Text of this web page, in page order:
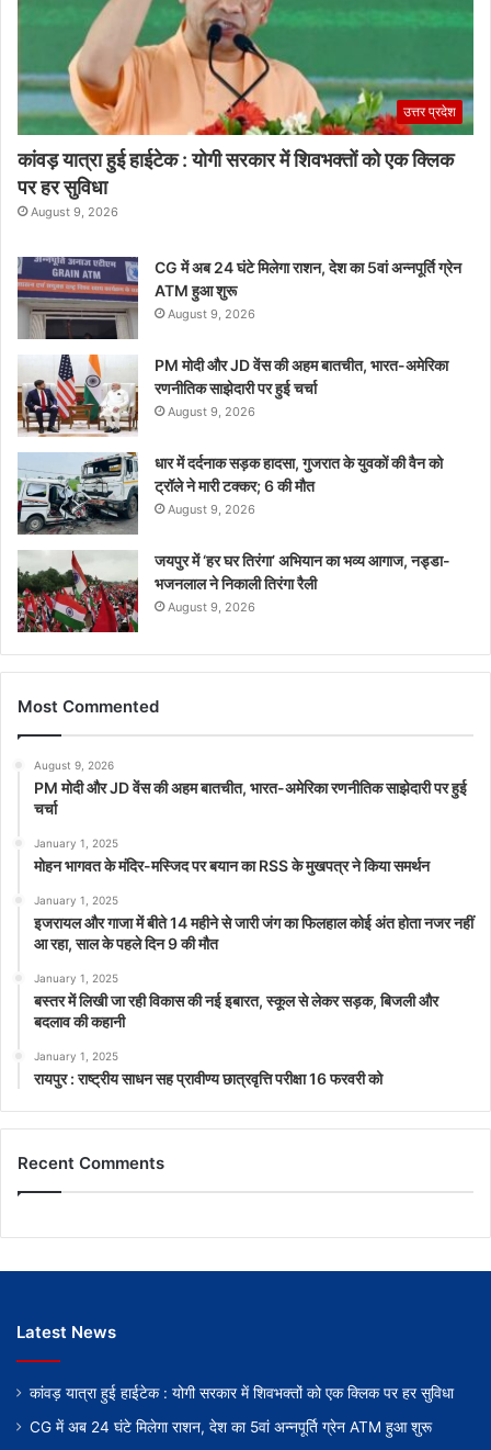
उत्तर प्रदेश
कांवड़ यात्रा हुई हाईटेक : योगी सरकार में शिवभक्तों को एक क्लिक
पर हर सुविधा
August 9, 2026
CG में अब 24 घंटे मिलेगा राशन, देश का 5वां अन्नपूर्ति ग्रेन
ATM हुआ शुरू
August 9, 2026
PM मोदी और JD वेंस की अहम बातचीत, भारत-अमेरिका
रणनीतिक साझेदारी पर हुई चर्चा
August 9, 2026
धार में दर्दनाक सड़क हादसा, गुजरात के युवकों की वैन को
ट्रॉले ने मारी टक्कर; 6 की मौत
August 9, 2026
जयपुर में ‘हर घर तिरंगा’ अभियान का भव्य आगाज, नड्डा-
भजनलाल ने निकाली तिरंगा रैली
August 9, 2026
Most Commented
August 9, 2026
PM मोदी और JD वेंस की अहम बातचीत, भारत-अमेरिका रणनीतिक साझेदारी पर हुई
चर्चा
January 1, 2025
मोहन भागवत के मंदिर-मस्जिद पर बयान का RSS के मुखपत्र ने किया समर्थन
January 1, 2025
इजरायल और गाजा में बीते 14 महीने से जारी जंग का फिलहाल कोई अंत होता नजर नहीं
आ रहा, साल के पहले दिन 9 की मौत
January 1, 2025
बस्तर में लिखी जा रही विकास की नई इबारत, स्कूल से लेकर सड़क, बिजली और
बदलाव की कहानी
January 1, 2025
रायपुर : राष्ट्रीय साधन सह प्रावीण्य छात्रवृत्ति परीक्षा 16 फरवरी को
Recent Comments
Latest News
कांवड़ यात्रा हुई हाईटेक : योगी सरकार में शिवभक्तों को एक क्लिक पर हर सुविधा
CG में अब 24 घंटे मिलेगा राशन, देश का 5वां अन्नपूर्ति ग्रेन ATM हुआ शुरू